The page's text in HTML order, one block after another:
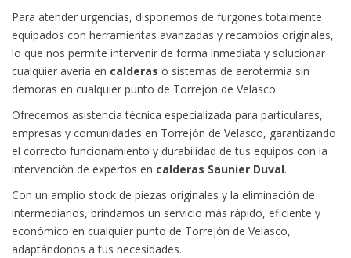
Para atender urgencias, disponemos de furgones totalmente
equipados con herramientas avanzadas y recambios originales,
lo que nos permite intervenir de forma inmediata y solucionar
cualquier avería en calderas o sistemas de aerotermia sin
demoras en cualquier punto de Torrejón de Velasco.
Ofrecemos asistencia técnica especializada para particulares,
empresas y comunidades en Torrejón de Velasco, garantizando
el correcto funcionamiento y durabilidad de tus equipos con la
intervención de expertos en calderas Saunier Duval.
Con un amplio stock de piezas originales y la eliminación de
intermediarios, brindamos un servicio más rápido, eficiente y
económico en cualquier punto de Torrejón de Velasco,
adaptándonos a tus necesidades.